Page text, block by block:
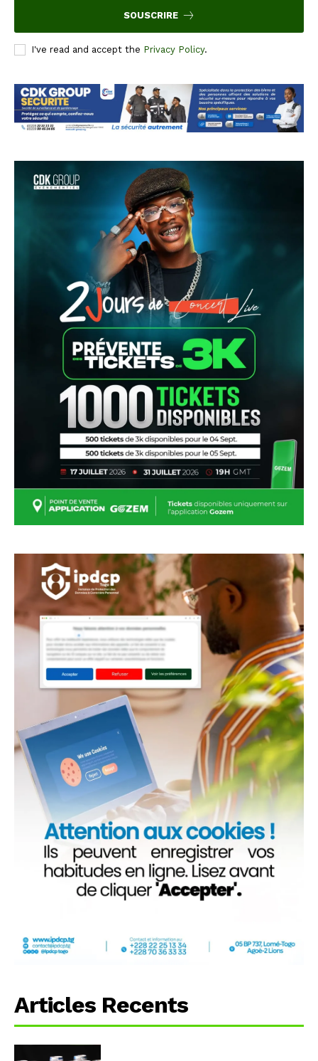
SOUSCRIRE
I've read and accept the Privacy Policy.
Articles Recents